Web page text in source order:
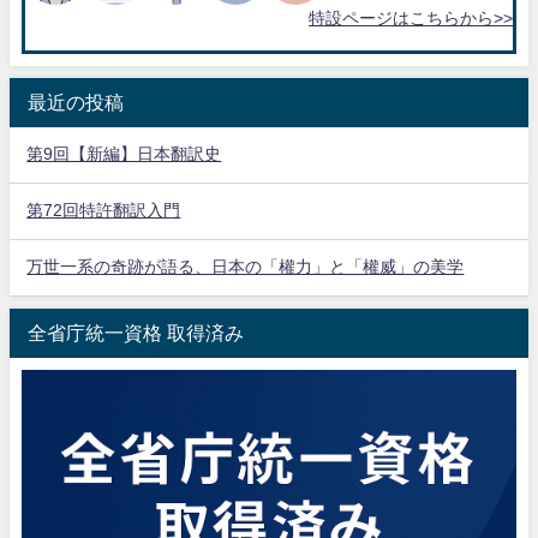
特設ページはこちらから>>
最近の投稿
第9回【新編】日本翻訳史
第72回特許翻訳入門
万世一系の奇跡が語る、日本の「權力」と「權威」の美学
全省庁統一資格 取得済み